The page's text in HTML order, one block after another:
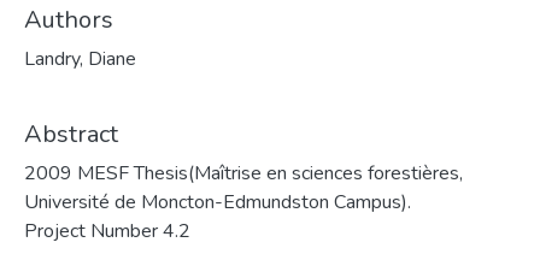
Authors
Landry, Diane
Abstract
2009 MESF Thesis(Maîtrise en sciences forestières,
Université de Moncton-Edmundston Campus).
Project Number 4.2